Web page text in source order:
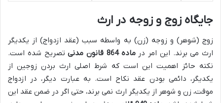
جایگاه زوج و زوجه در ارث
زوج (شوهر) و زوجه (زن) به واسطه سبب (عقد ازدواج) از یکدیگر
ارث می برند. این امر درماده 864 قانون مدنی
تصریح شده است.
نکته حائز اهمیت این است که شرط اصلی ارث بردن زوجین از
یکدیگر، دائمی بودن عقد نکاح است. به عبارت دیگر، در ازدواج
موقت، زن و شوهر از یکدیگر ارث نمی برند، حتی اگر در ضمن عقد این